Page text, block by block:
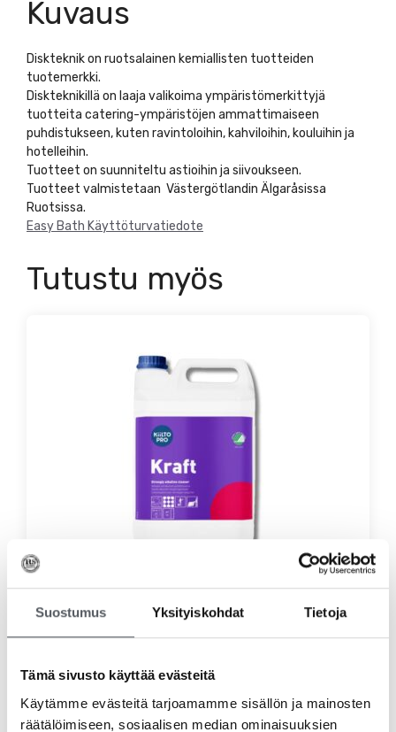
Suostumus Yksityiskohdat Tietoja
Tämä sivusto käyttää evästeitä
Käytämme evästeitä tarjoamamme sisällön ja mainosten
räätälöimiseen, sosiaalisen median ominaisuuksien
Kuvaus
Diskteknik on ruotsalainen kemiallisten tuotteiden
tuotemerkki.
Diskteknikillä on laaja valikoima ympäristömerkittyjä
tuotteita catering-ympäristöjen ammattimaiseen
puhdistukseen, kuten ravintoloihin, kahviloihin, kouluihin ja
hotelleihin.
Tuotteet on suunniteltu astioihin ja siivoukseen.
Tuotteet valmistetaan Västergötlandin Älgaråsissa
Ruotsissa.
Easy Bath Käyttöturvatiedote
Tutustu myös
Kiilto Kraft Rasvanpoistoaine 5L
50,45€
Lisää ostoskoriin